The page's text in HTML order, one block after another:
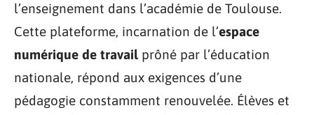
l’enseignement dans l’académie de Toulouse.
Cette plateforme, incarnation de l’espace
numérique de travail prôné par l’éducation
nationale, répond aux exigences d’une
pédagogie constamment renouvelée. Élèves et